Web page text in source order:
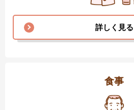
詳しく見る
食事